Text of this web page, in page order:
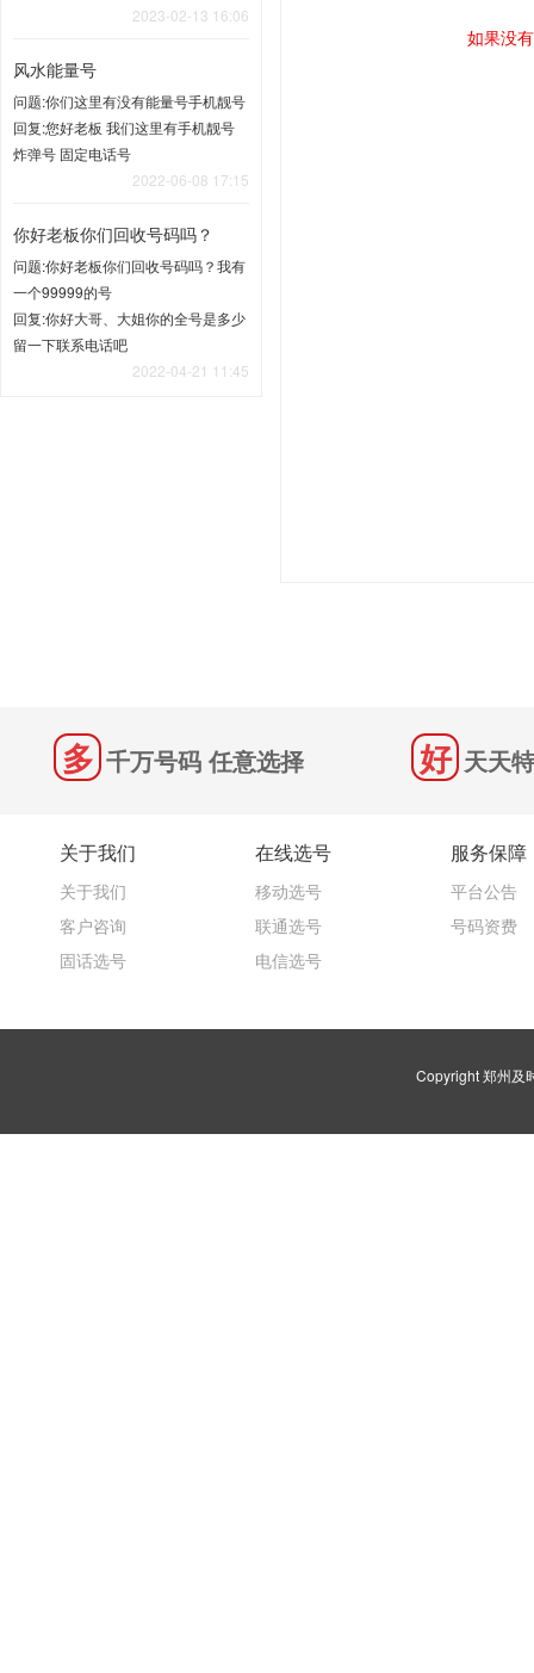
2023-02-13 16:06
风水能量号
问题:你们这里有没有能量号手机靓号
回复:您好老板 我们这里有手机靓号
炸弹号 固定电话号
2022-06-08 17:15
你好老板你们回收号码吗？
问题:你好老板你们回收号码吗？我有
一个99999的号
回复:你好大哥、大姐你的全号是多少
留一下联系电话吧
2022-04-21 11:45
如果没
千万号码 任意选择 天天
关于我们
关于我们
客户咨询
固话选号
在线选号
移动选号
联通选号
电信选号
服务保障
平台公告
号码资费
Copyright 郑州及